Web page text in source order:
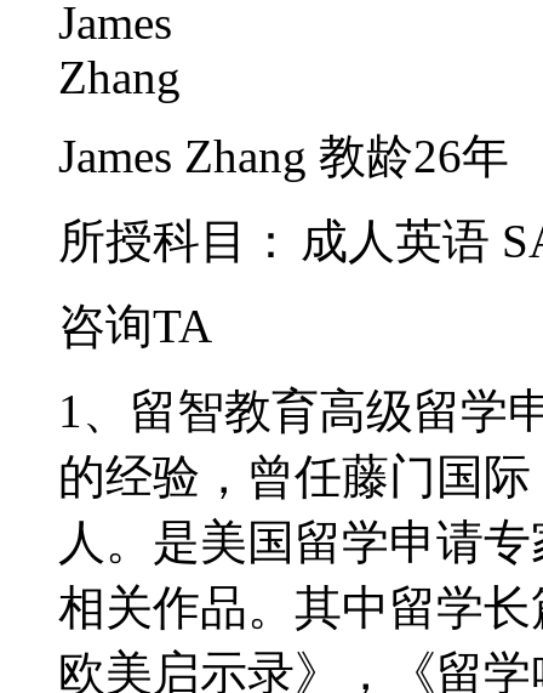
James Zhang 教龄26年
所授科目： 成人英语
咨询TA
1、留智教育高级留学
的经验，曾任藤门国
人。是美国留学申请
相关作品。其中留学
欧美启示录》，《留